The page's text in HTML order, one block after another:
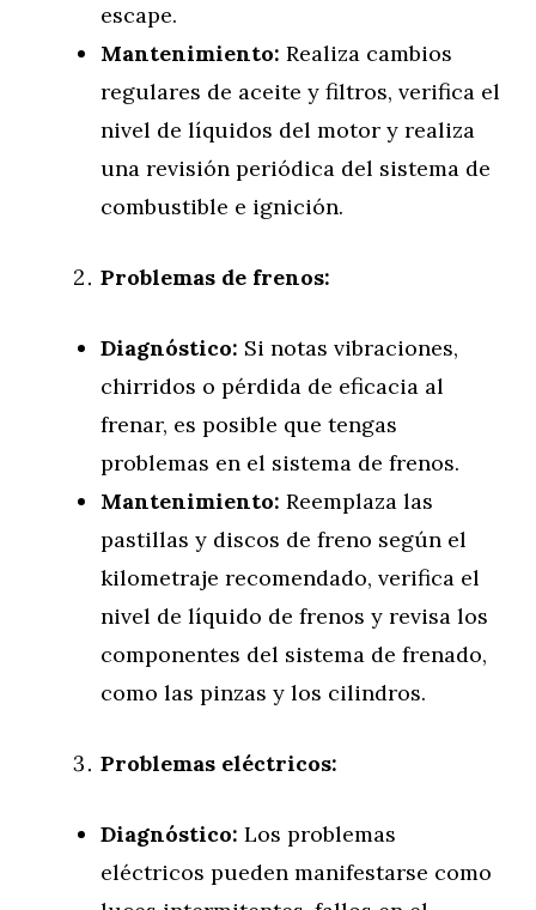
escape.
Mantenimiento: Realiza cambios
regulares de aceite y filtros, verifica el
nivel de líquidos del motor y realiza
una revisión periódica del sistema de
combustible e ignición.
Problemas de frenos:
Diagnóstico: Si notas vibraciones,
chirridos o pérdida de eficacia al
frenar, es posible que tengas
problemas en el sistema de frenos.
Mantenimiento: Reemplaza las
pastillas y discos de freno según el
kilometraje recomendado, verifica el
nivel de líquido de frenos y revisa los
componentes del sistema de frenado,
como las pinzas y los cilindros.
Problemas eléctricos:
Diagnóstico: Los problemas
eléctricos pueden manifestarse como